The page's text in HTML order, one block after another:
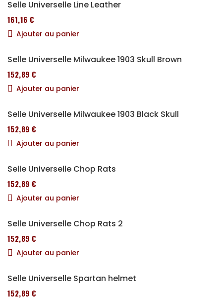
Selle Universelle Line Leather
161,16 €
Ajouter au panier
Selle Universelle Milwaukee 1903 Skull Brown
152,89 €
Ajouter au panier
Selle Universelle Milwaukee 1903 Black Skull
152,89 €
Ajouter au panier
Selle Universelle Chop Rats
152,89 €
Ajouter au panier
Selle Universelle Chop Rats 2
152,89 €
Ajouter au panier
Selle Universelle Spartan helmet
152,89 €